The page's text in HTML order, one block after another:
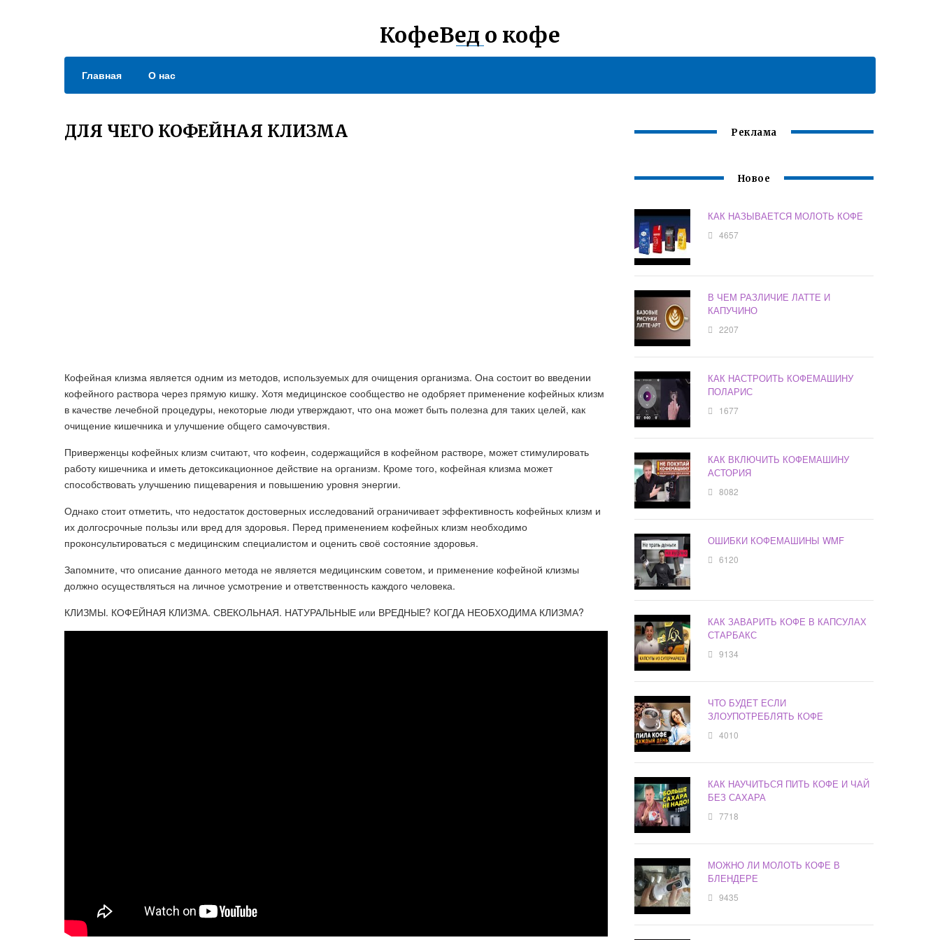
КофеВед о кофе
Главная О нас
ДЛЯ ЧЕГО КОФЕЙНАЯ КЛИЗМА
Кофейная клизма является одним из методов, используемых для очищения организма. Она состоит во введении
кофейного раствора через прямую кишку. Хотя медицинское сообщество не одобряет применение кофейных клизм
в качестве лечебной процедуры, некоторые люди утверждают, что она может быть полезна для таких целей, как
очищение кишечника и улучшение общего самочувствия.
Приверженцы кофейных клизм считают, что кофеин, содержащийся в кофейном растворе, может стимулировать
работу кишечника и иметь детоксикационное действие на организм. Кроме того, кофейная клизма может
способствовать улучшению пищеварения и повышению уровня энергии.
Однако стоит отметить, что недостаток достоверных исследований ограничивает эффективность кофейных клизм и
их долгосрочные пользы или вред для здоровья. Перед применением кофейных клизм необходимо
проконсультироваться с медицинским специалистом и оценить своё состояние здоровья.
Запомните, что описание данного метода не является медицинским советом, и применение кофейной клизмы
должно осуществляться на личное усмотрение и ответственность каждого человека.
КЛИЗМЫ. КОФЕЙНАЯ КЛИЗМА. СВЕКОЛЬНАЯ. НАТУРАЛЬНЫЕ или ВРЕДНЫЕ? КОГДА НЕОБХОДИМА КЛИЗМА?
Реклама
Новое
КАК НАЗЫВАЕТСЯ МОЛОТЬ КОФЕ
4657
В ЧЕМ РАЗЛИЧИЕ ЛАТТЕ И
КАПУЧИНО
2207
КАК НАСТРОИТЬ КОФЕМАШИНУ
ПОЛАРИС
1677
КАК ВКЛЮЧИТЬ КОФЕМАШИНУ
АСТОРИЯ
8082
ОШИБКИ КОФЕМАШИНЫ WMF
6120
КАК ЗАВАРИТЬ КОФЕ В КАПСУЛАХ
СТАРБАКС
9134
ЧТО БУДЕТ ЕСЛИ
ЗЛОУПОТРЕБЛЯТЬ КОФЕ
4010
КАК НАУЧИТЬСЯ ПИТЬ КОФЕ И ЧАЙ
БЕЗ САХАРА
7718
МОЖНО ЛИ МОЛОТЬ КОФЕ В
БЛЕНДЕРЕ
9435